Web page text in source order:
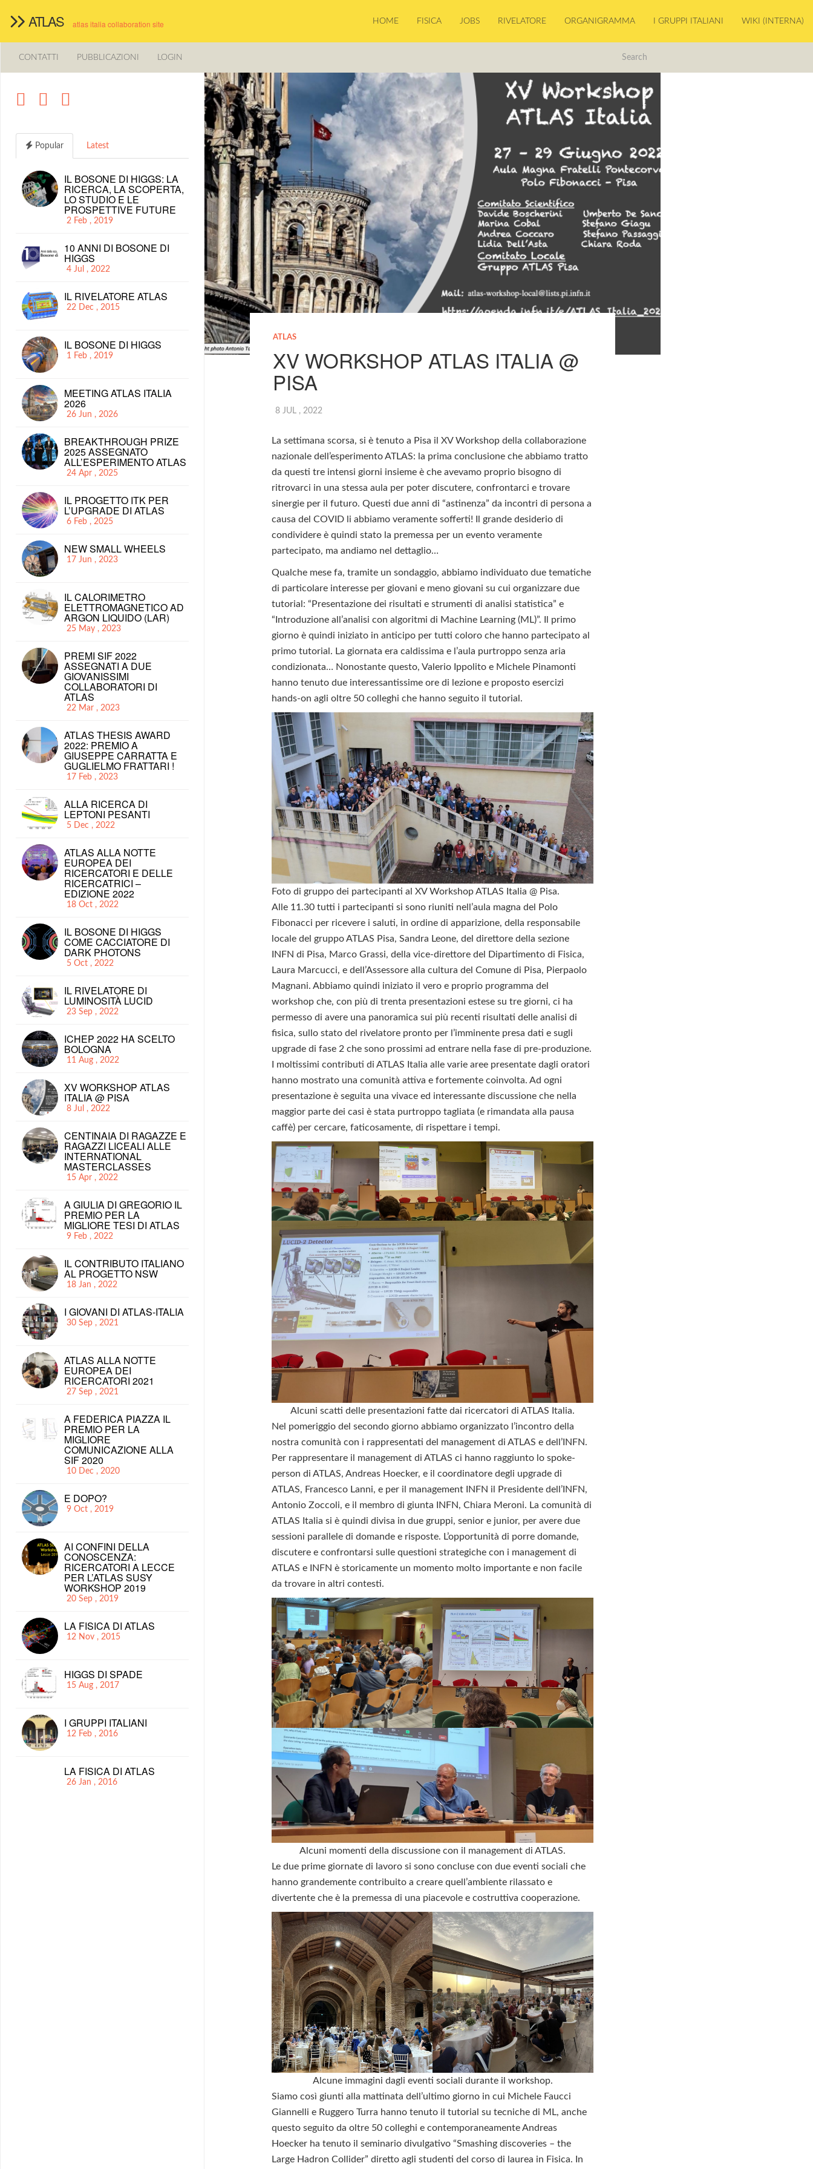
ATLAS atlas italia collaboration site HOME FISICA JOBS RIVELATORE ORGANIGRAMMA I GRUPPI ITALIANI WIKI (INTERNA)
CONTATTI PUBBLICAZIONI LOGIN
ATLAS
XV WORKSHOP ATLAS ITALIA @
PISA
8 JUL , 2022
La settimana scorsa, si è tenuto a Pisa il XV Workshop della collaborazione
nazionale dell’esperimento ATLAS: la prima conclusione che abbiamo tratto
da questi tre intensi giorni insieme è che avevamo proprio bisogno di
ritrovarci in una stessa aula per poter discutere, confrontarci e trovare
sinergie per il futuro. Questi due anni di “astinenza” da incontri di persona a
causa del COVID li abbiamo veramente sofferti! Il grande desiderio di
condividere è quindi stato la premessa per un evento veramente
partecipato, ma andiamo nel dettaglio…
Qualche mese fa, tramite un sondaggio, abbiamo individuato due tematiche
di particolare interesse per giovani e meno giovani su cui organizzare due
tutorial: “Presentazione dei risultati e strumenti di analisi statistica” e
“Introduzione all’analisi con algoritmi di Machine Learning (ML)”. Il primo
giorno è quindi iniziato in anticipo per tutti coloro che hanno partecipato al
primo tutorial. La giornata era caldissima e l’aula purtroppo senza aria
condizionata… Nonostante questo, Valerio Ippolito e Michele Pinamonti
hanno tenuto due interessantissime ore di lezione e proposto esercizi
hands-on agli oltre 50 colleghi che hanno seguito il tutorial.
Foto di gruppo dei partecipanti al XV Workshop ATLAS Italia @ Pisa.
Alle 11.30 tutti i partecipanti si sono riuniti nell’aula magna del Polo
Fibonacci per ricevere i saluti, in ordine di apparizione, della responsabile
locale del gruppo ATLAS Pisa, Sandra Leone, del direttore della sezione
INFN di Pisa, Marco Grassi, della vice-direttore del Dipartimento di Fisica,
Laura Marcucci, e dell’Assessore alla cultura del Comune di Pisa, Pierpaolo
Magnani. Abbiamo quindi iniziato il vero e proprio programma del
workshop che, con più di trenta presentazioni estese su tre giorni, ci ha
permesso di avere una panoramica sui più recenti risultati delle analisi di
fisica, sullo stato del rivelatore pronto per l’imminente presa dati e sugli
upgrade di fase 2 che sono prossimi ad entrare nella fase di pre-produzione.
I moltissimi contributi di ATLAS Italia alle varie aree presentate dagli oratori
hanno mostrato una comunità attiva e fortemente coinvolta. Ad ogni
presentazione è seguita una vivace ed interessante discussione che nella
maggior parte dei casi è stata purtroppo tagliata (e rimandata alla pausa
caffè) per cercare, faticosamente, di rispettare i tempi.
Alcuni scatti delle presentazioni fatte dai ricercatori di ATLAS Italia.
Nel pomeriggio del secondo giorno abbiamo organizzato l’incontro della
nostra comunità con i rappresentati del management di ATLAS e dell’INFN.
Per rappresentare il management di ATLAS ci hanno raggiunto lo spoke-
person di ATLAS, Andreas Hoecker, e il coordinatore degli upgrade di
ATLAS, Francesco Lanni, e per il management INFN il Presidente dell’INFN,
Antonio Zoccoli, e il membro di giunta INFN, Chiara Meroni. La comunità di
ATLAS Italia si è quindi divisa in due gruppi, senior e junior, per avere due
sessioni parallele di domande e risposte. L’opportunità di porre domande,
discutere e confrontarsi sulle questioni strategiche con i management di
ATLAS e INFN è storicamente un momento molto importante e non facile
da trovare in altri contesti.
Alcuni momenti della discussione con il management di ATLAS.
Le due prime giornate di lavoro si sono concluse con due eventi sociali che
hanno grandemente contribuito a creare quell’ambiente rilassato e
divertente che è la premessa di una piacevole e costruttiva cooperazione.
Alcune immagini dagli eventi sociali durante il workshop.
Siamo così giunti alla mattinata dell’ultimo giorno in cui Michele Faucci
Giannelli e Ruggero Turra hanno tenuto il tutorial su tecniche di ML, anche
questo seguito da oltre 50 colleghi e contemporaneamente Andreas
Hoecker ha tenuto il seminario divulgativo “Smashing discoveries – the
Large Hadron Collider” diretto agli studenti del corso di laurea in Fisica. In
Popular Latest
IL BOSONE DI HIGGS: LA
RICERCA, LA SCOPERTA,
LO STUDIO E LE
PROSPETTIVE FUTURE
2 Feb , 2019
10 ANNI DI BOSONE DI
HIGGS
4 Jul , 2022
IL RIVELATORE ATLAS
22 Dec , 2015
IL BOSONE DI HIGGS
1 Feb , 2019
MEETING ATLAS ITALIA
2026
26 Jun , 2026
BREAKTHROUGH PRIZE
2025 ASSEGNATO
ALL’ESPERIMENTO ATLAS
24 Apr , 2025
IL PROGETTO ITK PER
L’UPGRADE DI ATLAS
6 Feb , 2025
NEW SMALL WHEELS
17 Jun , 2023
IL CALORIMETRO
ELETTROMAGNETICO AD
ARGON LIQUIDO (LAR)
25 May , 2023
PREMI SIF 2022
ASSEGNATI A DUE
GIOVANISSIMI
COLLABORATORI DI
ATLAS
22 Mar , 2023
ATLAS THESIS AWARD
2022: PREMIO A
GIUSEPPE CARRATTA E
GUGLIELMO FRATTARI !
17 Feb , 2023
ALLA RICERCA DI
LEPTONI PESANTI
5 Dec , 2022
ATLAS ALLA NOTTE
EUROPEA DEI
RICERCATORI E DELLE
RICERCATRICI –
EDIZIONE 2022
18 Oct , 2022
IL BOSONE DI HIGGS
COME CACCIATORE DI
DARK PHOTONS
5 Oct , 2022
IL RIVELATORE DI
LUMINOSITÀ LUCID
23 Sep , 2022
ICHEP 2022 HA SCELTO
BOLOGNA
11 Aug , 2022
XV WORKSHOP ATLAS
ITALIA @ PISA
8 Jul , 2022
CENTINAIA DI RAGAZZE E
RAGAZZI LICEALI ALLE
INTERNATIONAL
MASTERCLASSES
15 Apr , 2022
A GIULIA DI GREGORIO IL
PREMIO PER LA
MIGLIORE TESI DI ATLAS
9 Feb , 2022
IL CONTRIBUTO ITALIANO
AL PROGETTO NSW
18 Jan , 2022
I GIOVANI DI ATLAS-ITALIA
30 Sep , 2021
ATLAS ALLA NOTTE
EUROPEA DEI
RICERCATORI 2021
27 Sep , 2021
A FEDERICA PIAZZA IL
PREMIO PER LA
MIGLIORE
COMUNICAZIONE ALLA
SIF 2020
10 Dec , 2020
E DOPO?
9 Oct , 2019
AI CONFINI DELLA
CONOSCENZA:
RICERCATORI A LECCE
PER L’ATLAS SUSY
WORKSHOP 2019
20 Sep , 2019
LA FISICA DI ATLAS
12 Nov , 2015
HIGGS DI SPADE
15 Aug , 2017
I GRUPPI ITALIANI
12 Feb , 2016
LA FISICA DI ATLAS
26 Jan , 2016